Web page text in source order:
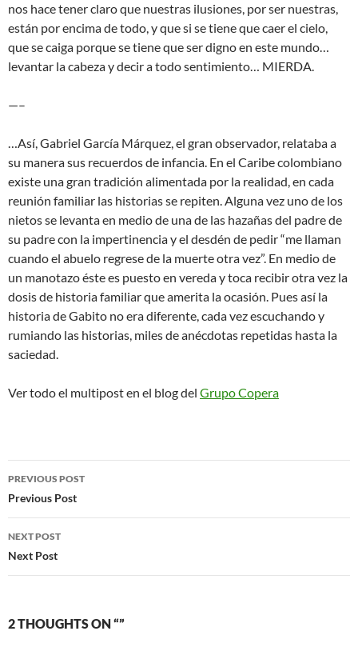
nos hace tener claro que nuestras ilusiones, por ser nuestras,
están por encima de todo, y que si se tiene que caer el cielo,
que se caiga porque se tiene que ser digno en este mundo…
levantar la cabeza y decir a todo sentimiento… MIERDA.
—–
…Así, Gabriel García Márquez, el gran observador, relataba a
su manera sus recuerdos de infancia. En el Caribe colombiano
existe una gran tradición alimentada por la realidad, en cada
reunión familiar las historias se repiten. Alguna vez uno de los
nietos se levanta en medio de una de las hazañas del padre de
su padre con la impertinencia y el desdén de pedir “me llaman
cuando el abuelo regrese de la muerte otra vez”. En medio de
un manotazo éste es puesto en vereda y toca recibir otra vez la
dosis de historia familiar que amerita la ocasión. Pues así la
historia de Gabito no era diferente, cada vez escuchando y
rumiando las historias, miles de anécdotas repetidas hasta la
saciedad.
Ver todo el multipost en el blog del Grupo Copera
Post
navigation
PREVIOUS POST
Previous Post
NEXT POST
Next Post
2 THOUGHTS ON “”